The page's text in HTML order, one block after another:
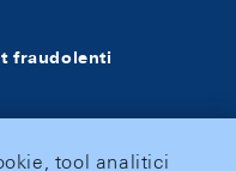
fraudolenti
tool analitici